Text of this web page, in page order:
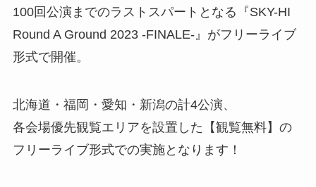
100回公演までのラストスパートとなる『SKY-HI
Round A Ground 2023 -FINALE-』がフリーライブ
形式で開催。
北海道・福岡・愛知・新潟の計4公演、
各会場優先観覧エリアを設置した【観覧無料】の
フリーライブ形式での実施となります！